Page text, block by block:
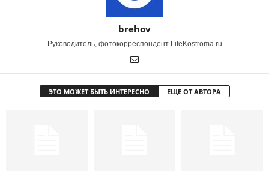
brehov
Руководитель, фотокорреспондент LifeKostroma.ru
ЭТО МОЖЕТ БЫТЬ ИНТЕРЕСНО ЕЩЕ ОТ АВТОРА